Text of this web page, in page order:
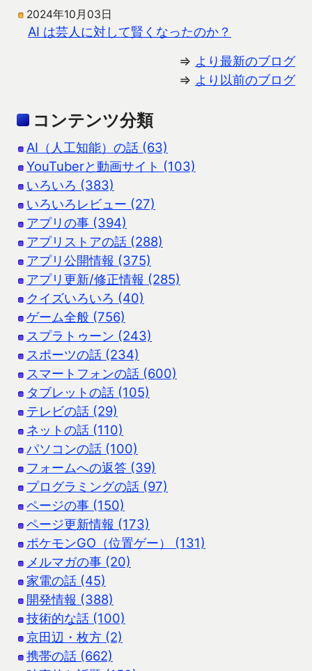
2024年10月03日
AI は芸人に対して賢くなったのか？
⇒ より最新のブログ
⇒ より以前のブログ
コンテンツ分類
AI（人工知能）の話 (63)
YouTuberと動画サイト (103)
いろいろ (383)
いろいろレビュー (27)
アプリの事 (394)
アプリストアの話 (288)
アプリ公開情報 (375)
アプリ更新/修正情報 (285)
クイズいろいろ (40)
ゲーム全般 (756)
スプラトゥーン (243)
スポーツの話 (234)
スマートフォンの話 (600)
タブレットの話 (105)
テレビの話 (29)
ネットの話 (110)
パソコンの話 (100)
フォームへの返答 (39)
プログラミングの話 (97)
ページの事 (150)
ページ更新情報 (173)
ポケモンGO（位置ゲー） (131)
メルマガの事 (20)
家電の話 (45)
開発情報 (388)
技術的な話 (100)
京田辺・枚方 (2)
携帯の話 (662)